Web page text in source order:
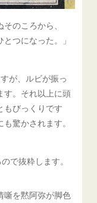
のころから、
つになった。」
が、ルビが振っ
す。それ以上に頭
びっくりです
驚かされます。
で抜粋します。
噺を黙阿弥が脚色